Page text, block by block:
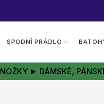
SPODNÍ PRÁDLO
► DÁMSKÉ,